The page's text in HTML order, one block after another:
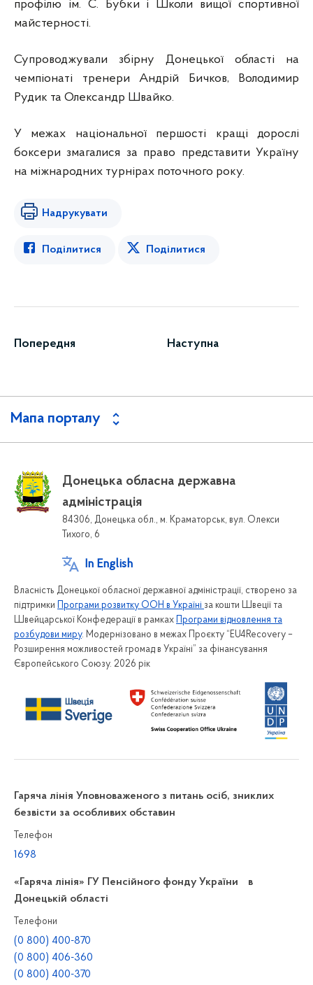
профілю ім. С. Бубки і Школи вищої спортивної
майстерності.
Супроводжували збірну Донецької області на
чемпіонаті тренери Андрій Бичков, Володимир
Рудик та Олександр Швайко.
У межах національної першості кращі дорослі
боксери змагалися за право представити Україну
на міжнародних турнірах поточного року.
Надрукувати
Поділитися Поділитися
Попередня Наступна
Мапа порталу
Донецька обласна державна
адміністрація
84306, Донецька обл., м. Краматорськ, вул. Олекси
Тихого, 6
In English
Власність Донецької обласної державної адміністрації, створено за
підтримки Програми розвитку ООН в Україні за кошти Швеції та
Швейцарської Конфедерації в рамках Програми відновлення та
розбудови миру. Модернізовано в межах Проєкту “EU4Recovery –
Розширення можливостей громад в Україні” за фінансування
Європейського Союзу. 2026 рік
Гаряча лінія Уповноваженого з питань осіб, зниклих
безвісти за особливих обставин
Телефон
1698
«Гаряча лінія» ГУ Пенсійного фонду України в
Донецькій області
Телефони
(0 800) 400-870
(0 800) 406-360
(0 800) 400-370